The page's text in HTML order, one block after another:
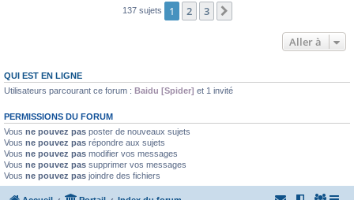
137 sujets 1 2 3
Aller à
QUI EST EN LIGNE
Utilisateurs parcourant ce forum : Baidu [Spider] et 1 invité
PERMISSIONS DU FORUM
Vous ne pouvez pas poster de nouveaux sujets
Vous ne pouvez pas répondre aux sujets
Vous ne pouvez pas modifier vos messages
Vous ne pouvez pas supprimer vos messages
Vous ne pouvez pas joindre des fichiers